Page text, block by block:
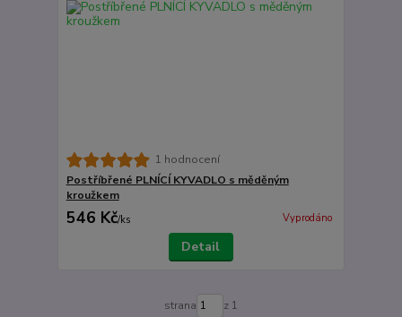
1 hodnocení
Postříbřené PLNÍCÍ KYVADLO s měděným
kroužkem
546 Kč/ks Vyprodáno
Detail
strana z 1